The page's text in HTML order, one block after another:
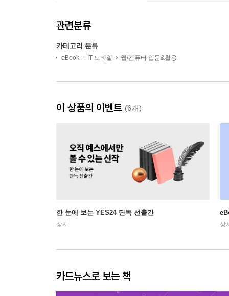
관련분류
카테고리 분류
eBook IT 모바일 웹/컴퓨터 입문&활용
이 상품의 이벤트 (6개)
한 눈에 보는 YES24 단독 선출간
상시 상
카드뉴스로 보는 책